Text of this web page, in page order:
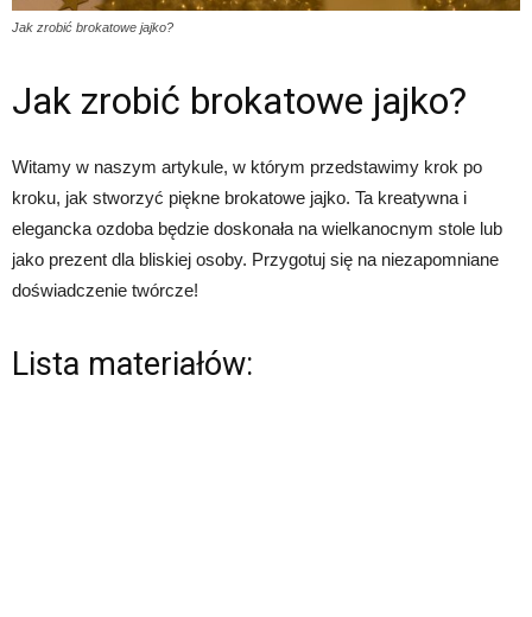
Jak zrobić brokatowe jajko?
Jak zrobić brokatowe jajko?
Witamy w naszym artykule, w którym przedstawimy krok po
kroku, jak stworzyć piękne brokatowe jajko. Ta kreatywna i
elegancka ozdoba będzie doskonała na wielkanocnym stole lub
jako prezent dla bliskiej osoby. Przygotuj się na niezapomniane
doświadczenie twórcze!
Lista materiałów: